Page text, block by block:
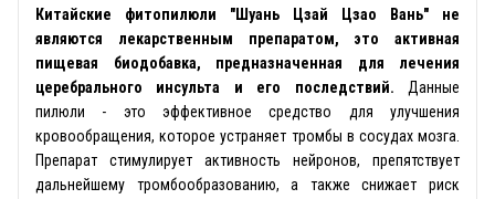
Китайские фитопилюли "Шуань Цзай Цзао Вань" не
являются лекарственным препаратом, это активная
пищевая биодобавка, предназначенная для лечения
церебрального инсульта и его последствий. Данные
пилюли - это эффективное средство для улучшения
кровообращения, которое устраняет тромбы в сосудах мозга.
Препарат стимулирует активность нейронов, препятствует
дальнейшему тромбообразованию, а также снижает риск